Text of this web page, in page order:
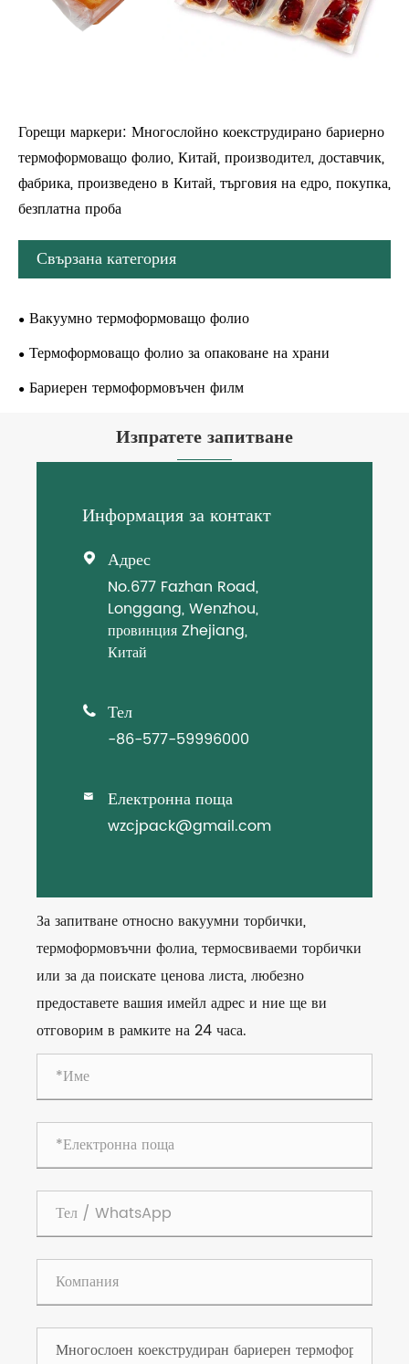
Горещи маркери: Многослойно коекструдирано бариерно
термоформоващо фолио, Китай, производител, доставчик,
фабрика, произведено в Китай, търговия на едро, покупка,
безплатна проба
Свързана категория
Вакуумно термоформоващо фолио
Термоформоващо фолио за опаковане на храни
Бариерен термоформовъчен филм
Изпратете запитване
Информация за контакт
 Адрес
No.677 Fazhan Road,
Longgang, Wenzhou,
провинция Zhejiang,
Китай
 Тел
-86-577-59996000
 Електронна поща
wzcjpack@gmail.com
За запитване относно вакуумни торбички,
термоформовъчни фолиа, термосвиваеми торбички
или за да поискате ценова листа, любезно
предоставете вашия имейл адрес и ние ще ви
отговорим в рамките на 24 часа.